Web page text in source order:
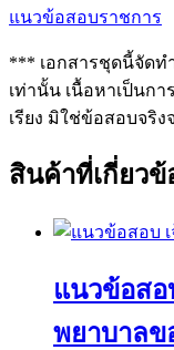
แนวข้อสอบราชการ
*** เอกสารชุดนี้จัดท
เท่านั้น เนื้อหาเป็นกา
เรียง มิใช่ข้อสอบจริ
สินค้าที่เกี่ยวข้
แนวข้อสอ
พยาบาล